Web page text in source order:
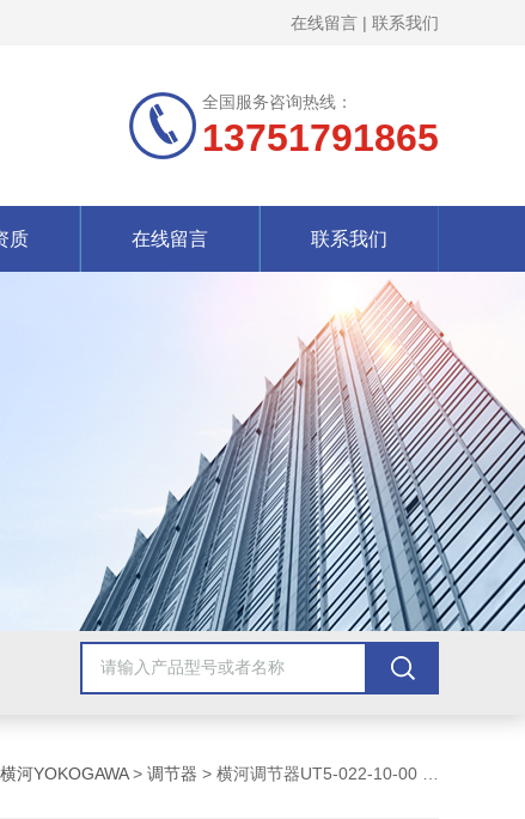
在线留言 | 联系我们
全国服务咨询热线：
13751791865
质 在线留言 联系我们
美国安捷伦Agilent 美国泰克Tektronix 美国罗斯蒙/艾默生
河YOKOGAWA> 调节器 > 横河调节器UT5-022-10-00 UT150-VV/AL